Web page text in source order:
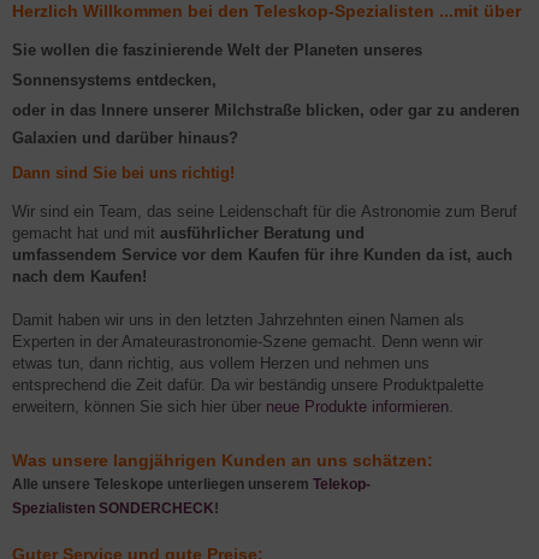
Herzlich Willkommen bei den Teleskop-Spezialisten ...mit über
Sie wollen die faszinierende Welt der Planeten unseres
Sonnensystems entdecken,
oder in das Innere unserer Milchstraße blicken, oder gar zu anderen
Galaxien und darüber hinaus?
​Dann sind Sie bei uns richtig!
Wir sind ein Team, das seine Leidenschaft für die Astronomie zum Beruf
gemacht hat und mit ausführlicher Beratung und
umfassendem Service vor dem Kaufen für ihre Kunden da ist, auch
nach dem Kaufen!
Damit haben wir uns in den letzten Jahrzehnten einen Namen als
Experten in der Amateurastronomie-Szene gemacht. Denn wenn wir
etwas tun, dann richtig, aus vollem Herzen und nehmen uns
entsprechend die Zeit dafür. Da wir beständig unsere Produktpalette
erweitern, können Sie sich hier über neue Produkte informieren
Was unsere langjährigen Kunden an uns schätzen:
Alle unsere Teleskope unterliegen unserem Telekop-
Spezialisten SONDERCHECK!
Guter Service und gute Preise: